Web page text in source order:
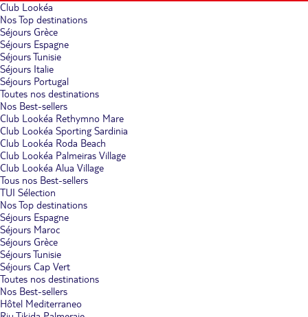
Club Lookéa
Nos Top destinations
Séjours Grèce
Séjours Espagne
Séjours Tunisie
Séjours Italie
Séjours Portugal
Toutes nos destinations
Nos Best-sellers
Club Lookéa Rethymno Mare
Club Lookéa Sporting Sardinia
Club Lookéa Roda Beach
Club Lookéa Palmeiras Village
Club Lookéa Alua Village
Tous nos Best-sellers
TUI Sélection
Nos Top destinations
Séjours Espagne
Séjours Maroc
Séjours Grèce
Séjours Tunisie
Séjours Cap Vert
Toutes nos destinations
Nos Best-sellers
Hôtel Mediterraneo